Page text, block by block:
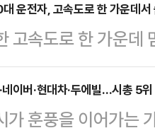
지난달 11일 '후보교
된 지 49일 만에 마
변화"를 말했지만,
고립의 벽만 부각시
운전자, 고속도로 한 가운데서
고속도로 한 가운
.30일 경기남부경
쯤 영동고속도로 강
차로 사이에 멈춰
이버·현대차·두에빌…시총 5위
가 훈풍을 이어가는